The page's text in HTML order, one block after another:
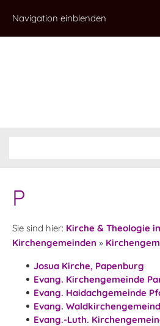
Navigation einblenden
P
Sie sind hier: Kirche & Theologie
Kirchengemeinden »
Josua Kirche, Papenburg
Evang. Kirchengemeinde
Evang. Haidachgemeinde
Evang.
Evang.-Luth.